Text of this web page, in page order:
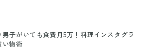
男子がいても食費月5万！料理インスタグラ
い物術